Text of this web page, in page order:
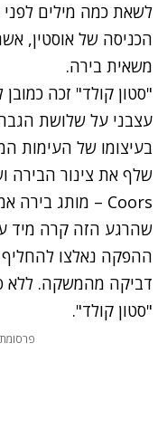
לשאת כמה מילים
הכניסה של אוסטין,
משאית בירה.
"סטון קולד" זכה
עצבני על שלושת
בעיצומו של העימות
שלף את צינור הבירה
Coors – מותג בירה אמריקאי מוכר.
שהרגע הזה קרה מיד
ההפקה נאלצו
דביקה מהמשקה. ללא
"סטון קולד".
פרסומת